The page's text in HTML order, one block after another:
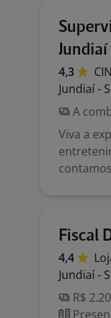
4,3
Jundiaí -
A
Viva a
Fiscal
4,4
Jundiaí -
R$